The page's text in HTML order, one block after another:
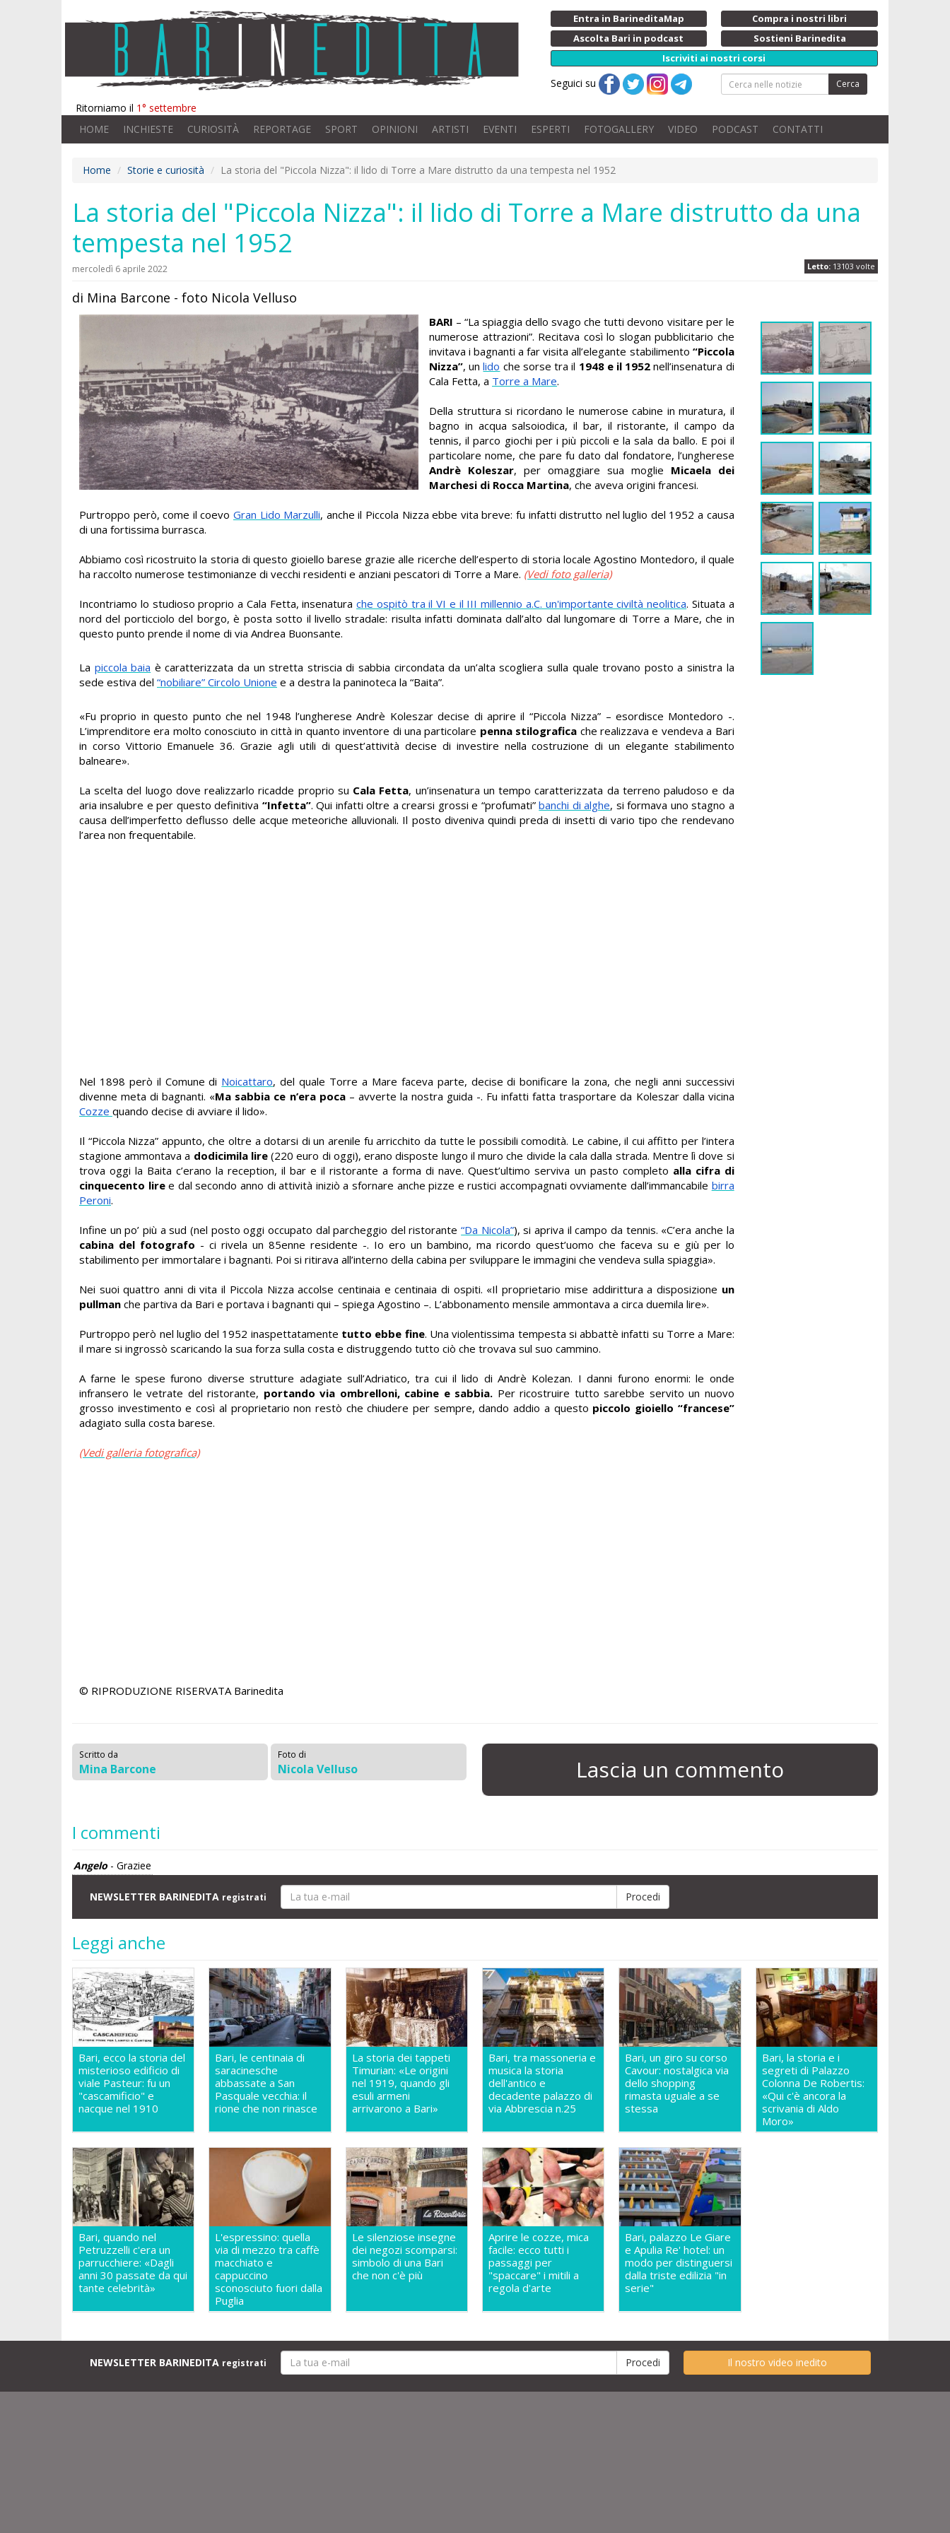
Ritorniamo il 1° settembre
Entra in BarineditaMap
Compra i nostri libri
Ascolta Bari in podcast
Sostieni Barinedita
Iscriviti ai nostri corsi
Seguici su Cerca
HOME INCHIESTE CURIOSITÀ REPORTAGE SPORT OPINIONI ARTISTI EVENTI ESPERTI FOTOGALLERY VIDEO PODCAST CONTATTI
Home Storie e curiosità La storia del "Piccola Nizza": il lido di Torre a Mare distrutto da una tempesta nel 1952
La storia del "Piccola Nizza": il lido di Torre a Mare distrutto da una
tempesta nel 1952
Letto: 13103 volte
mercoledì 6 aprile 2022
di Mina Barcone - foto Nicola Velluso
BARI – “La spiaggia dello svago che tutti devono visitare per le
numerose attrazioni”. Recitava così lo slogan pubblicitario che
invitava i bagnanti a far visita all’elegante stabilimento “Piccola
Nizza”, unlido che sorse tra il 1948 e il 1952 nell’insenatura di
Cala Fetta, a Torre a Mare.
Della struttura si ricordano le numerose cabine in muratura, il
bagno in acqua salsoiodica, il bar, il ristorante, il campo da
tennis, il parco giochi per i più piccoli e la sala da ballo. E poi il
particolare nome, che pare fu dato dal fondatore, l’ungherese
Andrè Koleszar, per omaggiare sua moglie Micaela dei
Marchesi di Rocca Martina, che aveva origini francesi.
Purtroppo però, come il coevo Gran Lido Marzulli, anche il Piccola Nizza ebbe vita breve: fu infatti distrutto nel luglio del 1952 a causa
di una fortissima burrasca.
Abbiamo così ricostruito la storia di questo gioiello barese grazie alle ricerche dell’esperto di storia localeAgostino Montedoro, il quale
ha raccolto numerose testimonianze di vecchi residenti e anziani pescatori di Torre a Mare. (Vedi foto galleria)
Incontriamo lo studioso proprio a Cala Fetta, insenaturache ospitò tra il VI e il III millennio a.C. un'importante civiltà neolitica. Situata a
nord del porticciolo del borgo, è posta sotto il livello stradale: risulta infatti dominata dall’alto dal lungomare di Torre a Mare, che in
questo punto prende il nome di via Andrea Buonsante.
La piccola baia è caratterizzata da un stretta striscia di sabbia circondata da un’alta scogliera sulla quale trovano posto a sinistra la
sede estiva del “nobiliare” Circolo Unione e a destra la paninoteca la “Baita”.
«Fu proprio in questo punto che nel 1948l’ungherese Andrè Koleszardecise di aprire il “Piccola Nizza” – esordisce Montedoro -.
L’imprenditore era molto conosciuto in città in quanto inventore di una particolare penna stilografica che realizzava e vendeva a Bari
in corso Vittorio Emanuele 36. Grazie agli utili di quest’attività decise di investire nella costruzione di un elegante stabilimento
balneare».
La scelta del luogo dove realizzarlo ricadde proprio su Cala Fetta, un’insenatura un tempo caratterizzata da terreno paludoso e da
aria insalubre e per questo definitiva “Infetta”. Qui infatti oltre a crearsi grossi e “profumati”banchi di alghe, si formava uno stagno a
causa dell’imperfetto deflusso delle acque meteoriche alluvionali. Il posto diveniva quindi preda di insetti di vario tipo che rendevano
l’area non frequentabile.
Nel 1898 però il Comune di Noicattaro, del quale Torre a Mare faceva parte, decise di bonificare la zona, che negli anni successivi
divenne meta di bagnanti. «Ma sabbia ce n’era poca– avverte la nostra guida -. Fu infatti fatta trasportare da Koleszar dalla vicina
Cozze quando decise di avviare il lido».
Il “Piccola Nizza” appunto, che oltre a dotarsi di un arenile fu arricchito da tutte le possibili comodità. Le cabine, il cui affitto per l’intera
stagione ammontava a dodicimila lire (220 euro di oggi), erano disposte lungo il muro che divide la cala dalla strada. Mentre lì dove si
trova oggi la Baita c’erano la reception, il bar e il ristorante a forma di nave. Quest’ultimo serviva un pasto completo alla cifra di
cinquecento liree dal secondo anno di attività iniziò a sfornare anche pizze e rustici accompagnati ovviamente dall’immancabile birra
Peroni.
Infine un po’ più a sud (nel posto oggi occupato dal parcheggio del ristorante“Da Nicola”), si apriva il campo da tennis. «C’era anche la
cabina del fotografo - ci rivela un 85enne residente -. Io ero un bambino, ma ricordo quest’uomo che faceva su e giù per lo
stabilimento per immortalare i bagnanti. Poi si ritirava all’interno della cabina per sviluppare le immagini che vendeva sulla spiaggia».
Nei suoi quattro anni di vita il Piccola Nizza accolse centinaia e centinaia di ospiti. «Il proprietario mise addirittura a disposizione un
pullman che partiva da Bari e portava i bagnanti qui – spiega Agostino –. L’abbonamento mensile ammontava a circa duemila lire».
Purtroppo però nel luglio del 1952 inaspettatamente tutto ebbe fine. Una violentissima tempesta si abbattè infatti su Torre a Mare:
il mare si ingrossò scaricando la sua forza sulla costa e distruggendo tutto ciò che trovava sul suo cammino.
A farne le spese furono diverse strutture adagiate sull’Adriatico, tra cui il lido di Andrè Kolezan. I danni furono enormi: le onde
infransero le vetrate del ristorante, portando via ombrelloni, cabine e sabbia. Per ricostruire tutto sarebbe servito un nuovo
grosso investimento e così al proprietario non restò che chiudere per sempre, dando addio a questo piccolo gioiello “francese”
adagiato sulla costa barese.
(Vedi galleria fotografica)
© RIPRODUZIONE RISERVATA Barinedita
Scritto da
Mina Barcone
Foto di
Nicola Velluso Lascia un commento
I commenti
Angelo- Graziee
NEWSLETTER BARINEDITA registrati
Leggi anche
Bari, ecco la storia del
misterioso edificio di
viale Pasteur: fu un
"cascamificio" e
nacque nel 1910
Bari, le centinaia di
saracinesche
abbassate a San
Pasquale vecchia: il
rione che non rinasce
La storia dei tappeti
Timurian: «Le origini
nel 1919, quando gli
esuli armeni
arrivarono a Bari»
Bari, tra massoneria e
musica la storia
dell'antico e
decadente palazzo di
via Abbrescia n.25
Bari, un giro su corso
Cavour: nostalgica via
dello shopping
rimasta uguale a se
stessa
Bari, la storia e i
segreti di Palazzo
Colonna De Robertis:
«Qui c'è ancora la
scrivania di Aldo
Moro»
Bari, quando nel
Petruzzelli c'era un
parrucchiere: «Dagli
anni 30 passate da qui
tante celebrità»
L'espressino: quella
via di mezzo tra caffè
macchiato e
cappuccino
sconosciuto fuori dalla
Puglia
Le silenziose insegne
dei negozi scomparsi:
simbolo di una Bari
che non c'è più
Aprire le cozze, mica
facile: ecco tutti i
passaggi per
"spaccare" i mitili a
regola d'arte
Bari, palazzo Le Giare
e Apulia Re' hotel: un
modo per distinguersi
dalla triste edilizia "in
serie"
NEWSLETTER BARINEDITA registrati Il nostro video inedito